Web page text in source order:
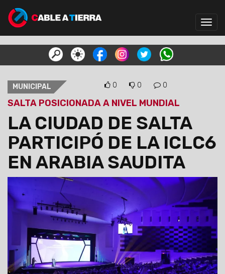
MUNICIPAL 0 0 0
SALTA POSICIONADA A NIVEL MUNDIAL
LA CIUDAD DE SALTA
PARTICIPÓ DE LA ICLC6
EN ARABIA SAUDITA